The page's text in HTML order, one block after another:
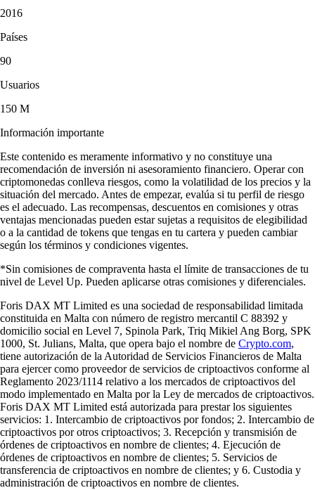
2016
Países
90
Usuarios
150 M
Información importante
Este contenido es meramente informativo y no constituye una
recomendación de inversión ni asesoramiento financiero. Operar con
criptomonedas conlleva riesgos, como la volatilidad de los precios y la
situación del mercado. Antes de empezar, evalúa si tu perfil de riesgo
es el adecuado. Las recompensas, descuentos en comisiones y otras
ventajas mencionadas pueden estar sujetas a requisitos de elegibilidad
o a la cantidad de tokens que tengas en tu cartera y pueden cambiar
según los términos y condiciones vigentes.
*Sin comisiones de compraventa hasta el límite de transacciones de tu
nivel de Level Up. Pueden aplicarse otras comisiones y diferenciales.
Foris DAX MT Limited es una sociedad de responsabilidad limitada
constituida en Malta con número de registro mercantil C 88392 y
domicilio social en Level 7, Spinola Park, Triq Mikiel Ang Borg, SPK
1000, St. Julians, Malta, que opera bajo el nombre de Crypto.com,
tiene autorización de la Autoridad de Servicios Financieros de Malta
para ejercer como proveedor de servicios de criptoactivos conforme al
Reglamento 2023/1114 relativo a los mercados de criptoactivos del
modo implementado en Malta por la Ley de mercados de criptoactivos.
Foris DAX MT Limited está autorizada para prestar los siguientes
servicios: 1. Intercambio de criptoactivos por fondos; 2. Intercambio de
criptoactivos por otros criptoactivos; 3. Recepción y transmisión de
órdenes de criptoactivos en nombre de clientes; 4. Ejecución de
órdenes de criptoactivos en nombre de clientes; 5. Servicios de
transferencia de criptoactivos en nombre de clientes; y 6. Custodia y
administración de criptoactivos en nombre de clientes.